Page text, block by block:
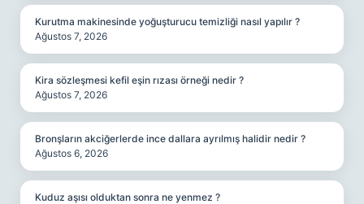
Kurutma makinesinde yoğuşturucu temizliği nasıl yapılır ?
Ağustos 7, 2026
Kira sözleşmesi kefil eşin rızası örneği nedir ?
Ağustos 7, 2026
Bronşların akciğerlerde ince dallara ayrılmış halidir nedir ?
Ağustos 6, 2026
Kuduz aşısı olduktan sonra ne yenmez ?